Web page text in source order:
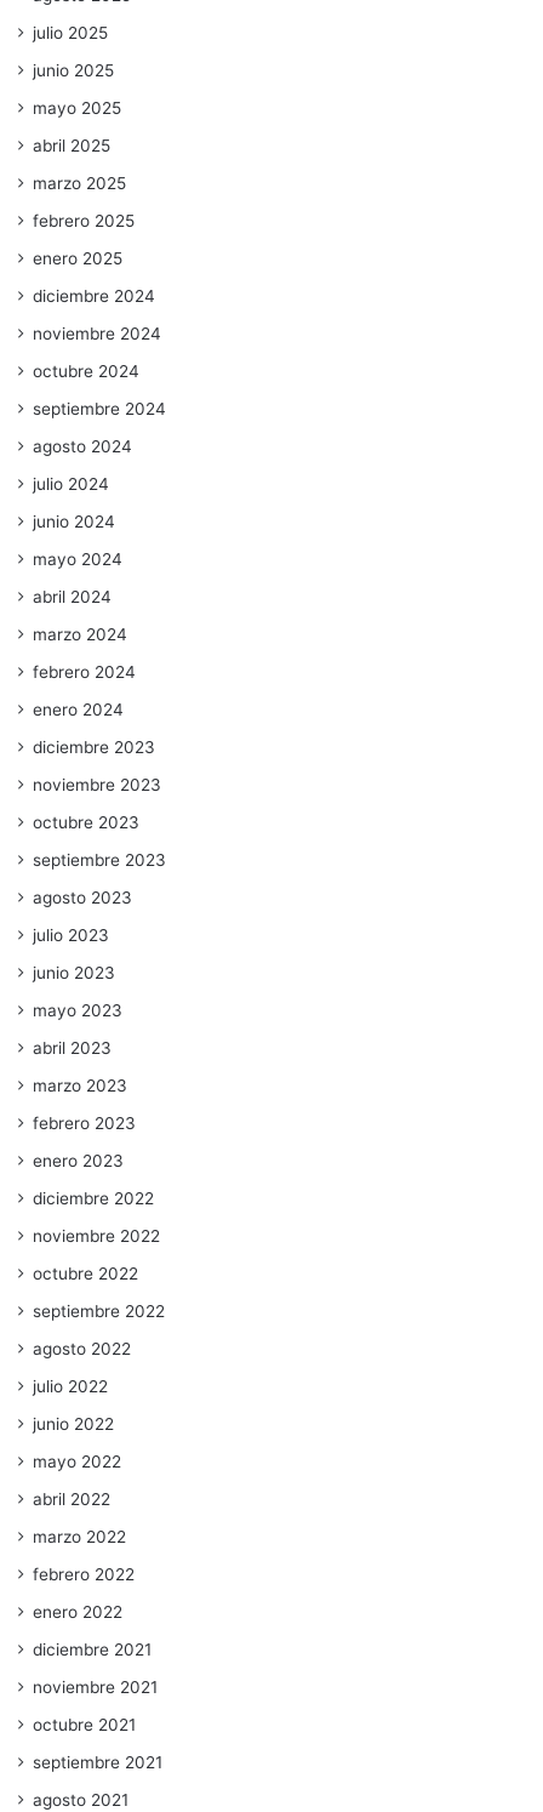
julio 2025
junio 2025
mayo 2025
abril 2025
marzo 2025
febrero 2025
enero 2025
diciembre 2024
noviembre 2024
octubre 2024
septiembre 2024
agosto 2024
julio 2024
junio 2024
mayo 2024
abril 2024
marzo 2024
febrero 2024
enero 2024
diciembre 2023
noviembre 2023
octubre 2023
septiembre 2023
agosto 2023
julio 2023
junio 2023
mayo 2023
abril 2023
marzo 2023
febrero 2023
enero 2023
diciembre 2022
noviembre 2022
octubre 2022
septiembre 2022
agosto 2022
julio 2022
junio 2022
mayo 2022
abril 2022
marzo 2022
febrero 2022
enero 2022
diciembre 2021
noviembre 2021
octubre 2021
septiembre 2021
agosto 2021